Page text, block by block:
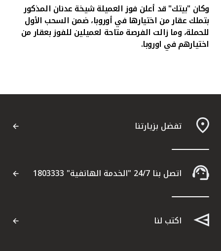
وكان "بيتك" قد أعلن فوز العميلة شيخة عدنان المذكور
بتملك عقار من اختيارها في أوروبا، ضمن السحب الأول
للحملة، وما زالت الفرصة متاحة لعميلين للفوز بعقار من
اختيارهم في اوروبا.
تفضل بزيارتنا
اتصل بنا 24/7 "الخدمة الهاتفية" 1803333
اكتب لنا